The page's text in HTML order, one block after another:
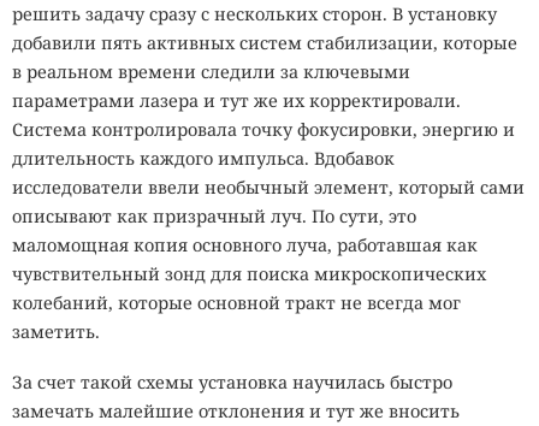
решить задачу сразу с нескольких сторон. В установку
добавили пять активных систем стабилизации, которые
в реальном времени следили за ключевыми
параметрами лазера и тут же их корректировали.
Система контролировала точку фокусировки, энергию и
длительность каждого импульса. Вдобавок
исследователи ввели необычный элемент, который сами
описывают как призрачный луч. По сути, это
маломощная копия основного луча, работавшая как
чувствительный зонд для поиска микроскопических
колебаний, которые основной тракт не всегда мог
заметить.
За счет такой схемы установка научилась быстро
замечать малейшие отклонения и тут же вносить